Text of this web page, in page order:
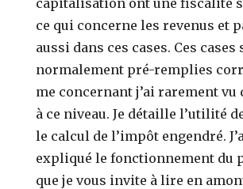
ce qui concerne les revenus et
aussi dans ces cases. Ces cases
normalement pré-remplies
me concernant j’ai rarement vu
à ce niveau. Je détaille l’utilité
le calcul de l’impôt engendré.
expliqué le fonctionnement du
que je vous invite à lire en